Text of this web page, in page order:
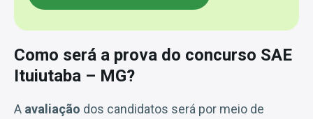
Como será a prova do concurso SAE
Ituiutaba – MG?
A avaliação dos candidatos será por meio de